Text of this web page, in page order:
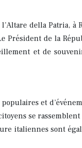
della Patria, à
Président de la
et de
et
se
italiennes sont